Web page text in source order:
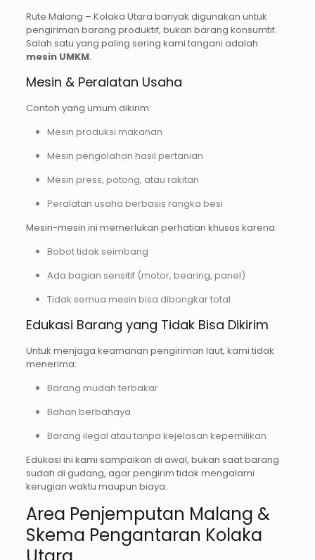
Rute Malang – Kolaka Utara banyak digunakan untuk
pengiriman barang produktif, bukan barang konsumtif.
Salah satu yang paling sering kami tangani adalah
mesin UMKM.
Mesin & Peralatan Usaha
Contoh yang umum dikirim:
Mesin produksi makanan
Mesin pengolahan hasil pertanian
Mesin press, potong, atau rakitan
Peralatan usaha berbasis rangka besi
Mesin-mesin ini memerlukan perhatian khusus karena:
Bobot tidak seimbang
Ada bagian sensitif (motor, bearing, panel)
Tidak semua mesin bisa dibongkar total
Edukasi Barang yang Tidak Bisa Dikirim
Untuk menjaga keamanan pengiriman laut, kami tidak
menerima:
Barang mudah terbakar
Bahan berbahaya
Barang ilegal atau tanpa kejelasan kepemilikan
Edukasi ini kami sampaikan di awal, bukan saat barang
sudah di gudang, agar pengirim tidak mengalami
kerugian waktu maupun biaya.
Area Penjemputan Malang &
Skema Pengantaran Kolaka